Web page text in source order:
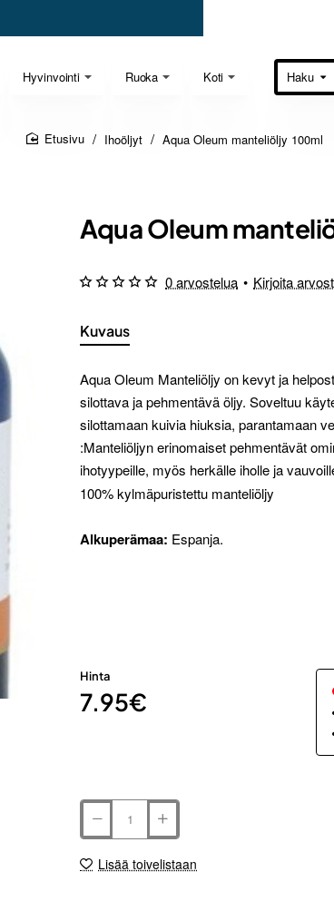
Hyvinvointi Ruoka Koti Haku
Etsi...
Ihoöljyt Aqua Oleum manteliöljy 100ml
Aqua Oleum
Kuvaus
Aqua Oleum Manteliöljy on kevyt ja
silottava ja pehmentävä öljy. Soveltuu
silottamaan kuivia hiuksia, parantamaan
:Manteliöljyn erinomaiset pehmentävät
ihotyypeille, myös herkälle iholle ja
100% kylmäpuristettu manteliöljy
Alkuperämaa: Espanja.
0 arvostelua • Kirjoita
Hinta
7.95€
Lisää toivelistaan